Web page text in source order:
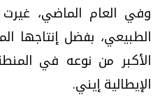
وفي العام الماضي،
الطبيعي، بفضل إنتاجها
الأكبر من نوعه في
الإيطالية إيني.